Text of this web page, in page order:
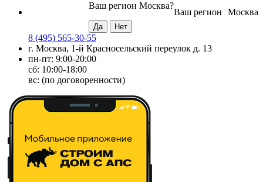
Москва
Ваш регион
Ваш регион Москва?
8 (495) 565-30-55
г. Москва, 1-й Красносельский переулок д. 13
пн-пт: 9:00-20:00
сб: 10:00-18:00
вс: (по договоренности)